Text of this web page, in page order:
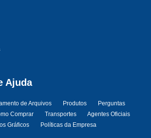
Ajuda
de Arquivos Produtos
Perguntas
Comprar Transportes
Agentes Oficiais
Gráficos
Políticas da Empresa